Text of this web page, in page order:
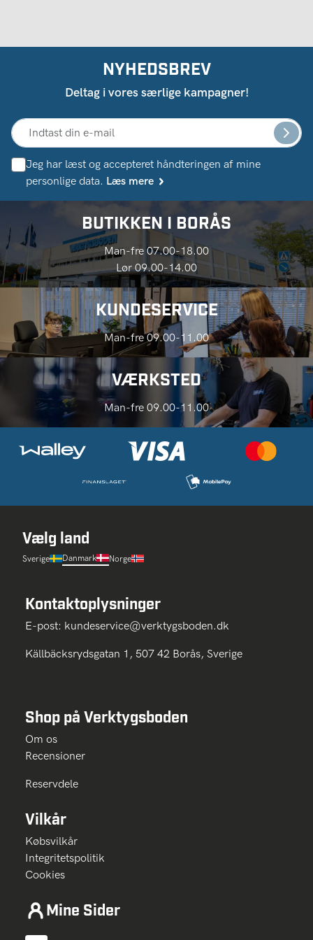
NYHEDSBREV
Deltag i vores særlige kampagner!
Jeg har læst og accepteret håndteringen af ​​mine
personlige data. Læs mere
BUTIKKEN I BORÅS
Man-fre 07.00-18.00
Lør 09.00-14.00
KUNDESERVICE
Man-fre 09.00-11.00
VÆRKSTED
Man-fre 09.00-11.00
Vælg land
Sverige Danmark Norge
Kontaktoplysninger
E-post: kundeservice@verktygsboden.dk
Källbäcksrydsgatan 1, 507 42 Borås, Sverige
Shop på Verktygsboden
Om os
Recensioner
Reservdele
Vilkår
Købsvilkår
Integritetspolitik
Cookies
Mine Sider